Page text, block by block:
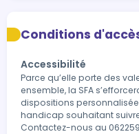
Conditions
Accessibilité
Parce qu’elle porte des
ensemble, la SFA
dispositions
handicap souhaitant
Contactez-nous au